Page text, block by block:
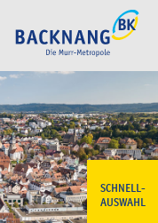
SCHNELL-
AUSWAHL